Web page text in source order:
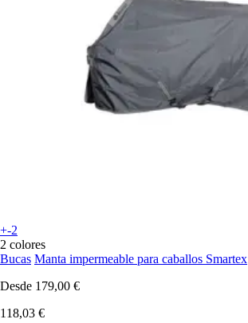
+-2
2 colores
Bucas Manta impermeable para caballos Smartex
Desde 179,00 €
118,03 €